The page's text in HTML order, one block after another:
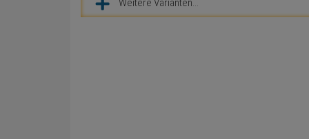
Weitere Varianten...